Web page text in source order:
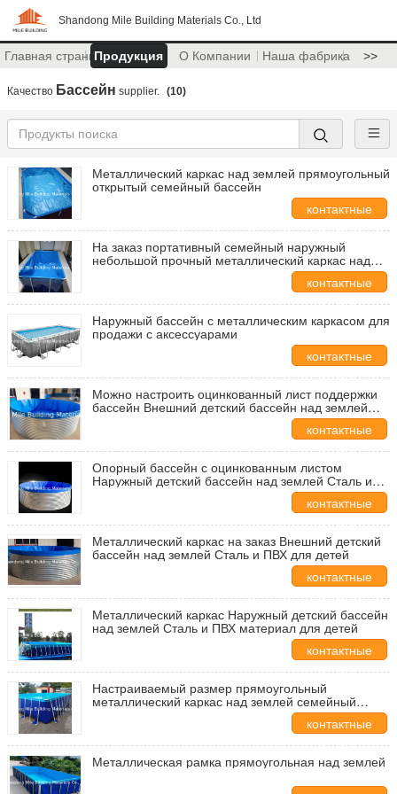
Shandong Mile Building Materials Co., Ltd
Главная страницаПродукция О Компании Наша фабрика >>
Качество Бассейн supplier. (10)
Металлический каркас над землей прямоугольный
открытый семейный бассейн
контактные
данные
На заказ портативный семейный наружный
небольшой прочный металлический каркас над
землей бассейн прямоугольный круглый
контактные
данные
Наружный бассейн с металлическим каркасом для
продажи с аксессуарами
контактные
данные
Можно настроить оцинкованный лист поддержки
бассейн Внешний детский бассейн над землей
контактные
данные
Опорный бассейн с оцинкованным листом
Наружный детский бассейн над землей Сталь и
контактные
данные
Металлический каркас на заказ Внешний детский
бассейн над землей Сталь и ПВХ для детей
контактные
данные
Металлический каркас Наружный детский бассейн
над землей Сталь и ПВХ материал для детей
контактные
данные
Настраиваемый размер прямоугольный
металлический каркас над землей семейный
контактные
данные
Металлическая рамка прямоугольная над землей